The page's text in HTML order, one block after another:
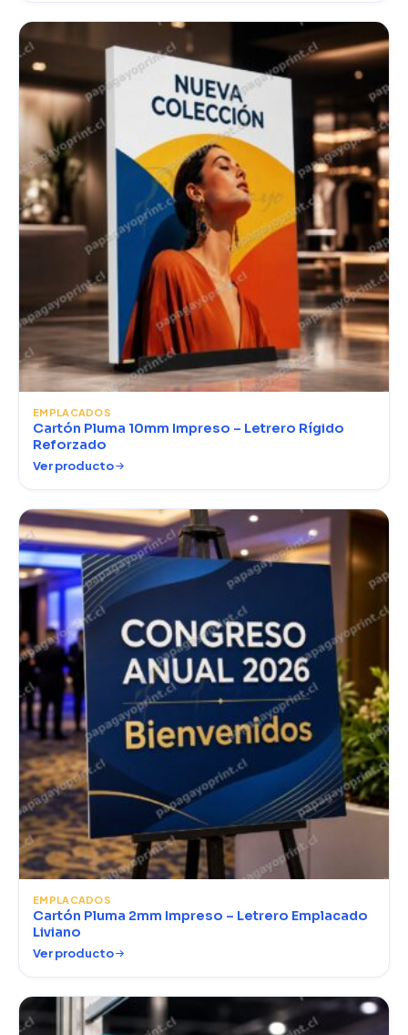
EMPLACADOS
Cartón Pluma 10mm Impreso – Letrero Rígido
Reforzado
Ver producto
EMPLACADOS
Cartón Pluma 2mm Impreso – Letrero Emplacado
Liviano
Ver producto